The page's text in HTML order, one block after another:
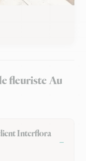
fleuriste Au
Interflora